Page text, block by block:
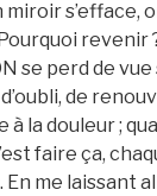
s’efface,
revenir
se perd de
de
la douleur ;
faire ça,
me laissant